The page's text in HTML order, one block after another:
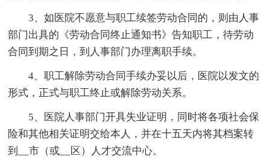
3、如医院不愿意与职工续签劳动合同的，则由人事
部门出具的《劳动合同终止通知书》告知职工，待劳动
合同到期之日，到人事部门办理离职手续。
4、职工解除劳动合同手续办妥以后，医院以发文的
形式，正式与职工终止或解除劳动关系。
5、医院人事部门开具失业证明，同时将各项社会保
险和其他相关证明交给本人，并在十五天内将其档案转
到__市（或__区）人才交流中心。